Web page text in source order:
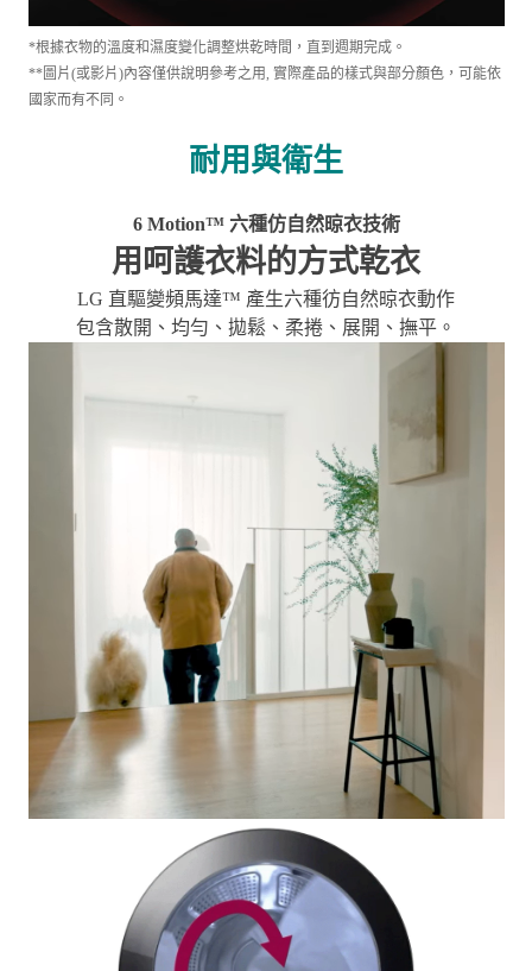
*根據衣物的溫度和濕度變化調整烘乾時間，直到週期完成。
**圖片(或影片)內容僅供說明參考之用, 實際產品的樣式與部分顏色，可能依
耐用與衛生
6 Motion™ 六種仿自然晾衣技術
用呵護衣料的方式乾衣
LG 直驅變頻馬達™ 產生六種彷自然晾衣動作
包含散開、均勻、拋鬆、柔捲、展開、撫平。